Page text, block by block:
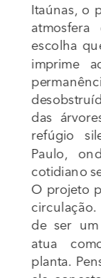
Itaúnas, o
escolha
imprime
das
refúgio
Paulo,
cotidiano
O projeto
de ser um
atua
planta.